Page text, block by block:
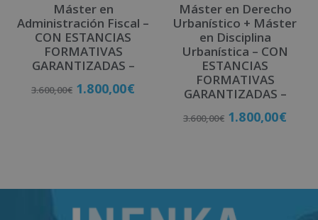
Máster en
Administración Fiscal –
CON ESTANCIAS
FORMATIVAS
GARANTIZADAS –
3.600,00€ 1.800,00€
Máster en Derecho
Urbanístico + Máster
en Disciplina
Urbanística – CON
ESTANCIAS
FORMATIVAS
GARANTIZADAS –
3.600,00€ 1.800,00€